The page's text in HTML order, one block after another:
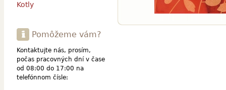
Kotly
Pomôžeme vám?
Kontaktujte nás, prosím,
počas pracovných dní v čase
od 08:00 do 17:00 na
telefónnom čísle: